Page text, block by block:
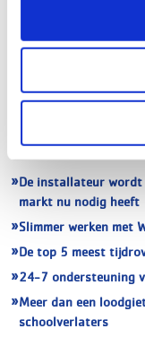
50
De installateur
markt nu nodig heeft
Slimmer werken met
De top 5 meest
24-7 ondersteuning
Meer dan een
schoolverlaters